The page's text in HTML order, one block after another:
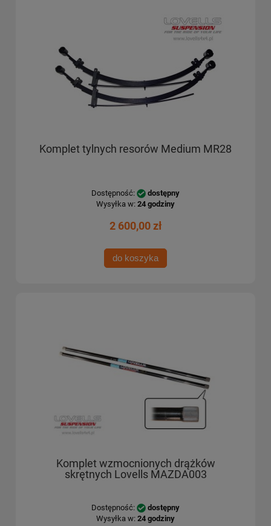
Komplet tylnych resorów Medium MR28
Dostępność:
dostępny
Wysyłka w: 24 godziny
2 600,00 zł
do koszyka
Komplet wzmocnionych drążków
skrętnych Lovells MAZDA003
Dostępność:
dostępny
Wysyłka w: 24 godziny